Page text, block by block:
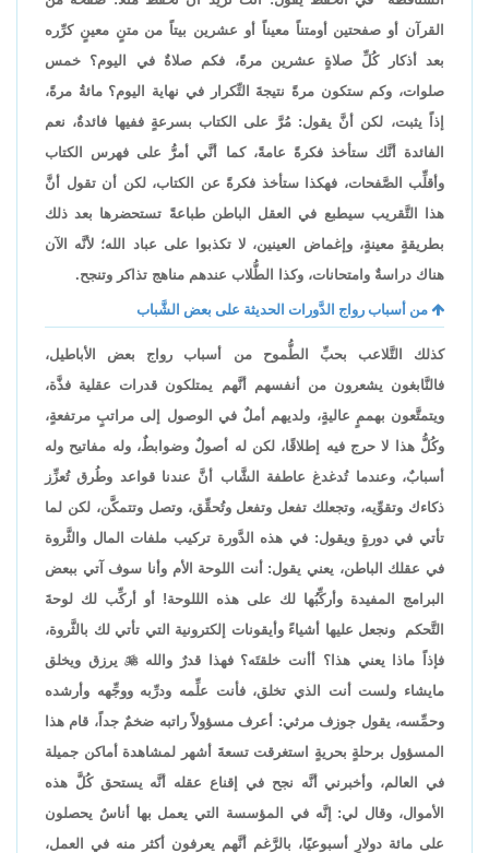
القرآن أو صفحتين أومتناً معيناً أو عشرين بيتاً من متنٍ معينٍ كرِّره
بعد أذكار كُلِّ صلاةٍ عشرين مرةً، فكم صلاةٌ في اليوم؟ خمس
صلوات، وكم ستكون مرةً نتيجةَ التِّكرار في نهاية اليوم؟ مائةُ مرةً،
إذاً يثبت، لكن أنَّ يقول: مُرَّ على الكتاب بسرعةٍ ففيها فائدةٌ، نعم
الفائدة أنَّك ستأخذ فكرةً عامةً، كما أنَّي أمرُّ على فهرس الكتاب
وأقلِّب الصَّفحات، فهكذا ستأخذ فكرةً عن الكتاب، لكن أن تقول أنَّ
هذا التَّقريب سيطبع في العقل الباطن طباعةً تستحضرها بعد ذلك
بطريقةٍ معينةٍ، وإغماض العينين، لا تكذبوا على عباد الله؛ لأنَّه الآن
هناك دراسةٌ وامتحانات، وكذا الطُّلاب عندهم مناهج تذاكر وتنجح.
من أسباب رواج الدَّورات الحديثة على بعض الشَّباب
كذلك التَّلاعب بحبِّ الطُّموح من أسباب رواج بعض الأباطيل،
فالنَّابغون يشعرون من أنفسهم أنَّهم يمتلكون قدرات عقلية فذَّة،
ويتمتَّعون بهممٍ عاليةٍ، ولديهم أملٌ في الوصول إلى مراتبٍ مرتفعةٍ،
وكُلُّ هذا لا حرج فيه إطلاقًا، لكن له أصولٌ وضوابطٌ، وله مفاتيح وله
أسبابٌ، وعندما تُدغدغ عاطفة الشَّاب أنَّ عندنا قواعد وطُرق تُعزِّز
ذكاءك وتقوِّيه، وتجعلك تفعل وتفعل وتُحقِّق، وتصل وتتمكَّن، لكن لما
تأتي في دورةٍ ويقول: في هذه الدَّورة تركيب ملفات المال والثَّروة
في عقلك الباطن، يعني يقول: أنت اللوحة الأم وأنا سوف آتي ببعض
البرامج المفيدة وأركِّبُها لك على هذه الللوحة! أو أركِّب لك لوحةَ
التَّحكم ونجعل عليها أشياءً وأيقونات إلكترونية التي تأتي لك بالثَّروة،
فإذاً ماذا يعني هذا؟ أأنت خلقتَه؟ فهذا قدرٌ واللهيرزق ويخلق
مايشاء ولست أنت الذي تخلق، فأنت علِّمه ودرِّبه ووجِّهه وأرشده
وحمِّسه، يقول جوزف مرثي: أعرف مسؤولاً راتبه ضخمٌ جداً، قام هذا
المسؤول برحلةٍ بحريةٍ استغرقت تسعةَ أشهر لمشاهدة أماكن جميلة
في العالم، وأخبرني أنَّه نجح في إقناع عقله أنَّه يستحق كُلَّ هذه
الأموال، وقال لي: إنَّه في المؤسسة التي يعمل بها أناسٌ يحصلون
على مائة دولارٍ أسبوعيًا، بالرَّغم أنَّهم يعرفون أكثر منه في العمل،